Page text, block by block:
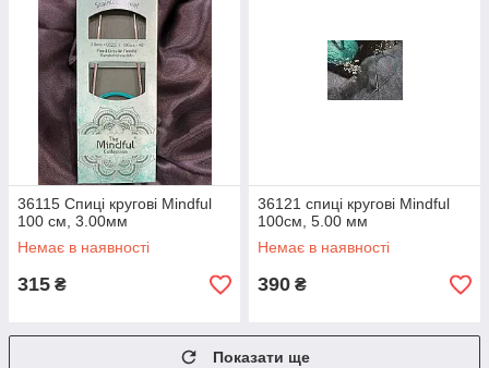
36115 Спиці кругові Mindful
100 см, 3.00мм
Немає в наявності
315 ₴
36121 спиці кругові Mindful
100cм, 5.00 мм
Немає в наявності
390 ₴
Показати ще